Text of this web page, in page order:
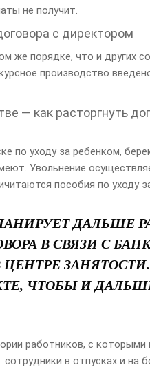
не получит.
с директором
же порядке, что и других
производство
— как расторгнуть
по уходу за ребенком,
Увольнение
пособия по уходу
ДАЛЬШЕ
В СВЯЗИ С
ЧТОБЫ И
работников, с которыми
в отпусках и на